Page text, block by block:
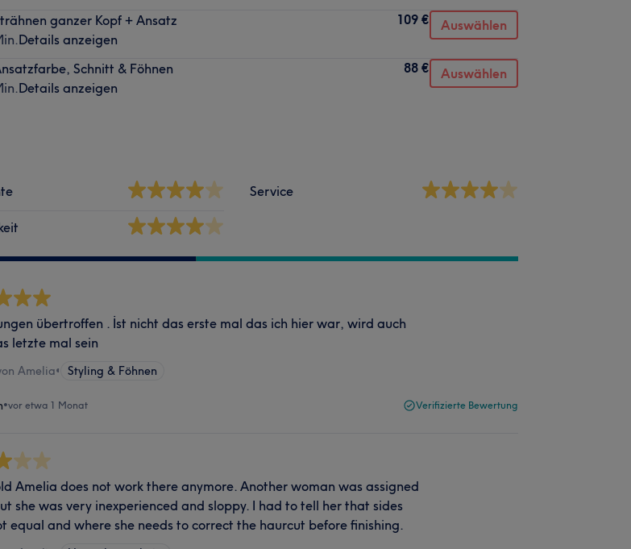
ganzer Kopf + Ansatz
Details anzeigen
109 € Auswählen
Schnitt & Föhnen
Details anzeigen
88 € Auswählen
Service
übertroffen . İst nicht das erste mal das ich hier war, wird auch
letzte mal sein
Amelia• Styling & Föhnen
•vor etwa 1 Monat Verifizierte Bewertung
Amelia does not work there anymore. Another woman was assigned
she was very inexperienced and sloppy. I had to tell her that sides
equal and where she needs to correct the haurcut before finishing.